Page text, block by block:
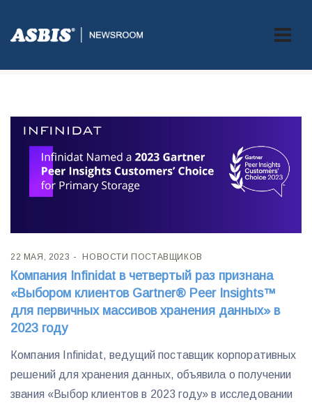
Метка:STORAGE
22 МАЯ, 2023 НОВОСТИ ПОСТАВЩИКОВ
Компания Infinidat в четвертый раз признана
«Выбором клиентов Gartner® Peer Insights™
для первичных массивов хранения данных» в
2023 году
Компания Infinidat, ведущий поставщик корпоративных
решений для хранения данных, объявила о получении
звания «Выбор клиентов в 2023 году» в исследовании